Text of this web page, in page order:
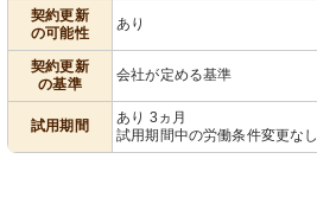
契約更新
の可能性
あり
契約更新
の基準
会社が定める基準
試用期間
あり 3ヵ月
試用期間中の労働条件変更なし